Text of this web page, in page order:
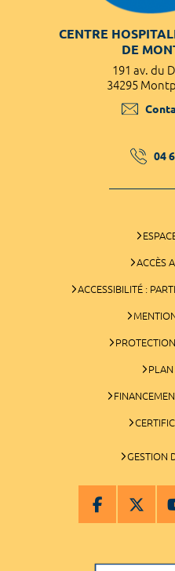
CENTRE
DE
191 av. du
34295
04
ACCÈS
ACCESSIBILITÉ :
PLAN
GESTION